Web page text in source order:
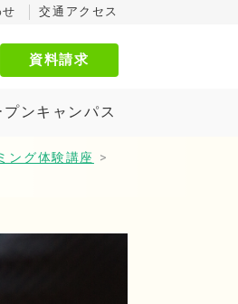
交通アクセス
資料請求
プンキャンパス
グ体験講座 >